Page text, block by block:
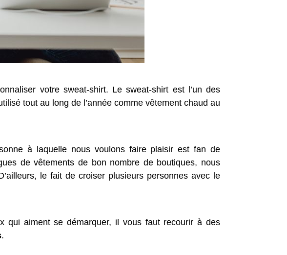
votre sweat-shirt. Le sweat-shirt est l’un des
tout au long de l’année comme vêtement chaud au
à laquelle nous voulons faire plaisir est fan de
de vêtements de bon nombre de boutiques, nous
le fait de croiser plusieurs personnes avec le
qui aiment se démarquer, il vous faut recourir à des
.